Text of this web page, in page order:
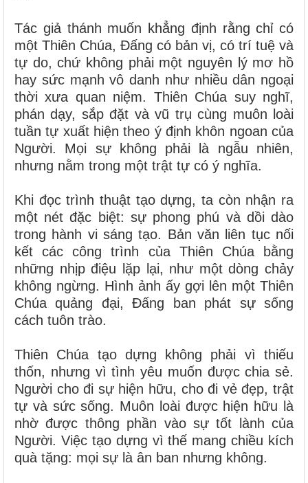
Tác giả thánh muốn khẳng định rằng chỉ có
một Thiên Chúa, Đấng có bản vị, có trí tuệ và
tự do, chứ không phải một nguyên lý mơ hồ
hay sức mạnh vô danh như nhiều dân ngoại
thời xưa quan niệm. Thiên Chúa suy nghĩ,
phán dạy, sắp đặt và vũ trụ cùng muôn loài
tuần tự xuất hiện theo ý định khôn ngoan của
Người. Mọi sự không phải là ngẫu nhiên,
nhưng nằm trong một trật tự có ý nghĩa.
Khi đọc trình thuật tạo dựng, ta còn nhận ra
một nét đặc biệt: sự phong phú và dồi dào
trong hành vi sáng tạo. Bản văn liên tục nối
kết các công trình của Thiên Chúa bằng
những nhịp điệu lặp lại, như một dòng chảy
không ngừng. Hình ảnh ấy gợi lên một Thiên
Chúa quảng đại, Đấng ban phát sự sống
cách tuôn trào.
Thiên Chúa tạo dựng không phải vì thiếu
thốn, nhưng vì tình yêu muốn được chia sẻ.
Người cho đi sự hiện hữu, cho đi vẻ đẹp, trật
tự và sức sống. Muôn loài được hiện hữu là
nhờ được thông phần vào sự tốt lành của
Người. Việc tạo dựng vì thế mang chiều kích
quà tặng: mọi sự là ân ban nhưng không.